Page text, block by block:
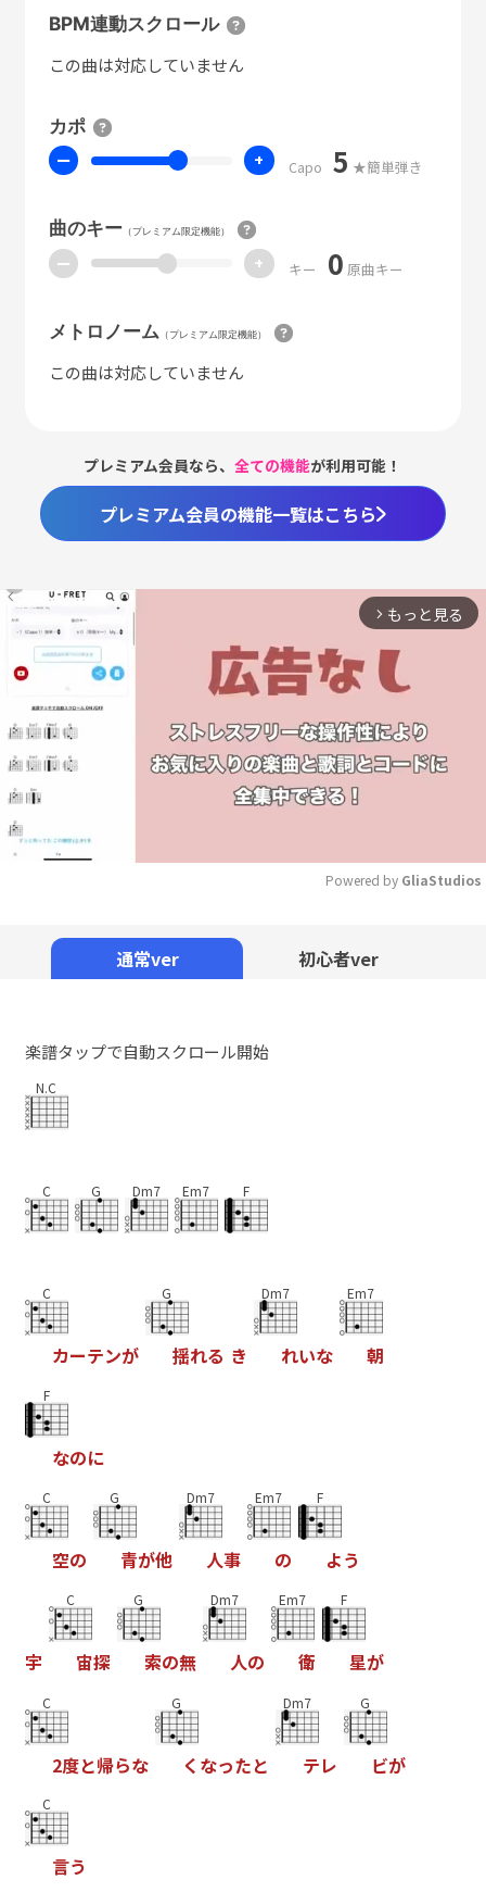
BPM連動スクロール
この曲は対応していません
カポ
ー + Capo 5 ★簡単弾き
曲のキー（プレミアム限定機能）
ー + キー 0 原曲キー
メトロノーム （プレミアム限定機能）
この曲は対応していません
プレミアム会員なら、全ての機能が利用可能！
プレミアム会員の機能一覧はこちら
arrow_forward_ios もっと見る
Powered by GliaStudios
通常ver 初心者ver
楽譜タップで自動スクロール開始
N.C
C G Dm7 Em7 F
C
カーテンが
G
揺れる き
Dm7
れいな
Em7
朝
F
なのに
C
空の
G
青が他
Dm7
人事
Em7
の
F
よう
宇
C
宙探
G
索の無
Dm7
人の
Em7
衛
F
星が
C
2度と帰らな
G
く なったと
Dm7
テレ
G
ビが
C
言う